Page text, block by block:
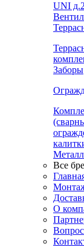
UNI
Заборы
Все
О